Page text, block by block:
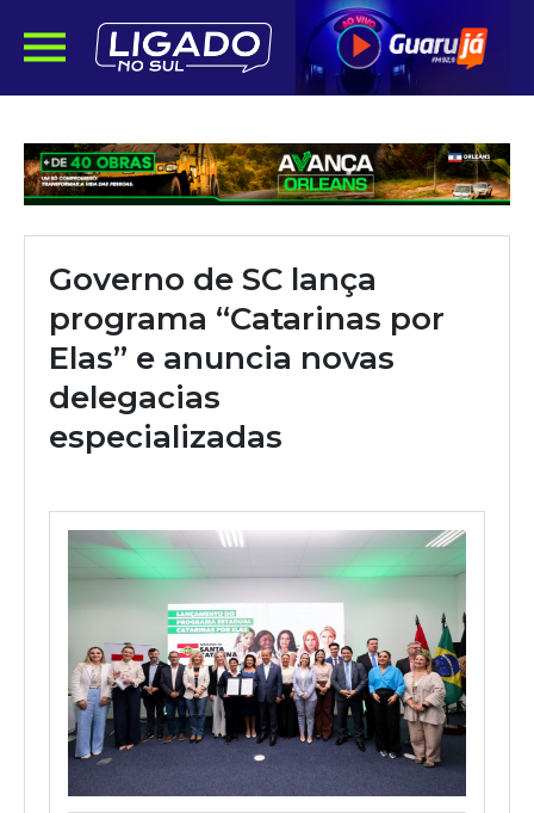
Governo de SC lança
programa “Catarinas por
Elas” e anuncia novas
delegacias
especializadas